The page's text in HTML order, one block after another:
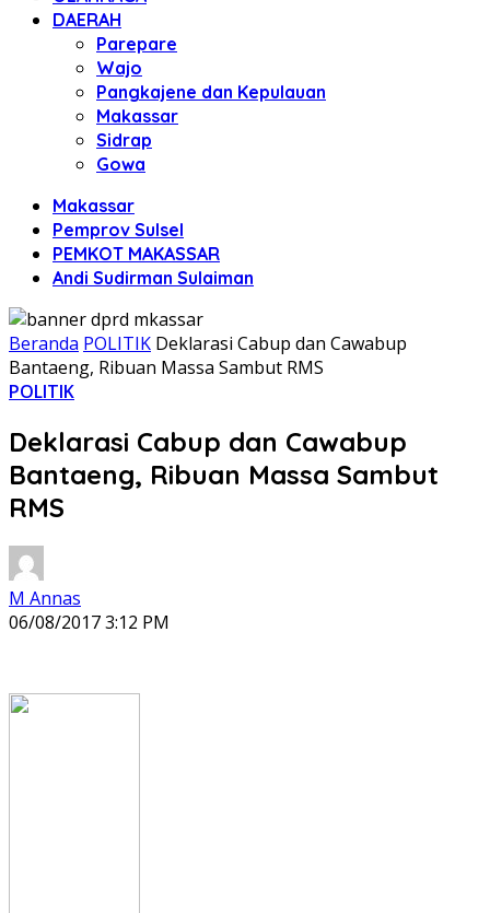
DAERAH
Parepare
Wajo
Pangkajene dan Kepulauan
Makassar
Sidrap
Gowa
Makassar
Pemprov Sulsel
PEMKOT MAKASSAR
Andi Sudirman Sulaiman
Beranda POLITIK Deklarasi Cabup dan Cawabup
Bantaeng, Ribuan Massa Sambut RMS
POLITIK
Deklarasi Cabup dan Cawabup
Bantaeng, Ribuan Massa Sambut
RMS
M Annas
06/08/2017 3:12 PM